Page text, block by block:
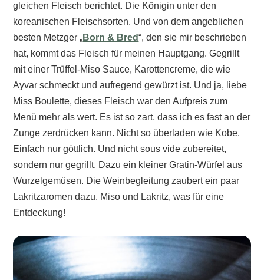
gleichen Fleisch berichtet. Die Königin unter den
koreanischen Fleischsorten. Und von dem angeblichen
besten Metzger „Born & Bred“, den sie mir beschrieben
hat, kommt das Fleisch für meinen Hauptgang. Gegrillt
mit einer Trüffel-Miso Sauce, Karottencreme, die wie
Ayvar schmeckt und aufregend gewürzt ist. Und ja, liebe
Miss Boulette, dieses Fleisch war den Aufpreis zum
Menü mehr als wert. Es ist so zart, dass ich es fast an der
Zunge zerdrücken kann. Nicht so überladen wie Kobe.
Einfach nur göttlich. Und nicht sous vide zubereitet,
sondern nur gegrillt. Dazu ein kleiner Gratin-Würfel aus
Wurzelgemüsen. Die Weinbegleitung zaubert ein paar
Lakritzaromen dazu. Miso und Lakritz, was für eine
Entdeckung!